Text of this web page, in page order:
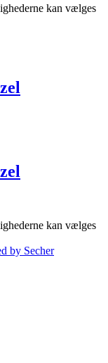
kan vælges
kan vælges